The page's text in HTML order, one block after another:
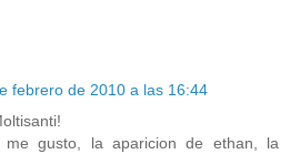
febrero de 2010 a las 16:44
gusto, la aparicion de ethan, la